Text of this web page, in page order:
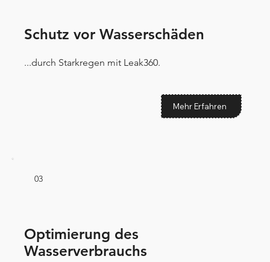
Schutz vor Wasserschäden
...durch Starkregen mit Leak360.
Mehr Erfahren
03
Optimierung des
Wasserverbrauchs